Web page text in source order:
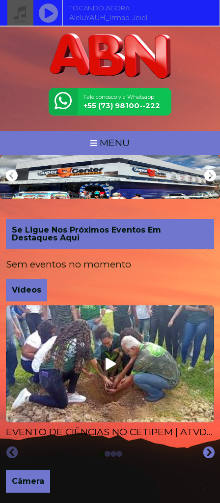
TOCANDO AGORA
AleluYAUH_Irmao-Jeiel 1
Fale conosco via Whatsapp:
+55 (73) 98100--222
MENU
Se Ligue Nos Próximos Eventos Em
Destaques Aqui
Sem eventos no momento
Vídeos
EVENTO DE CIÊNCIAS NO CETIPEM | ATVDEIBICARAÍ - 2025
Câmera